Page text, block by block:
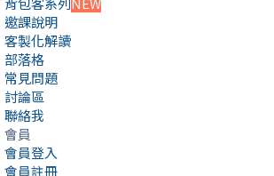
邀課說明
客製化解讀
部落格
常見問題
討論區
聯絡我
會員
會員登入
會員註冊